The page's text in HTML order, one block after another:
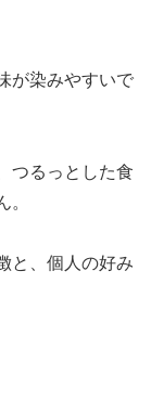
が染みやすいで
つるっとした食
。
と、個人の好み